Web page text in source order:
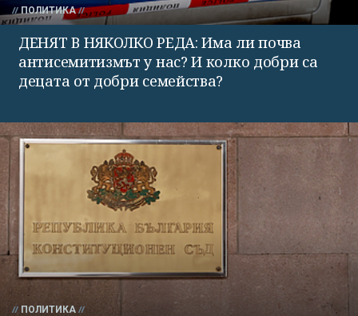
ПОЛИТИКА
ДЕНЯТ В НЯКОЛКО РЕДА: Има ли почва
антисемитизмът у нас? И колко добри са
децата от добри семейства?
ПОЛИТИКА